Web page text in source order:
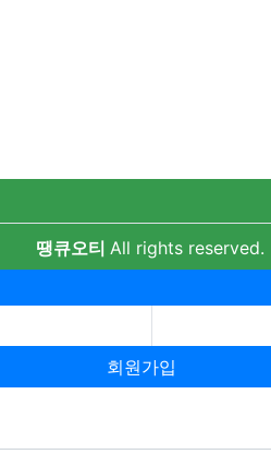
땡큐오티 All rights reserved.
회원가입